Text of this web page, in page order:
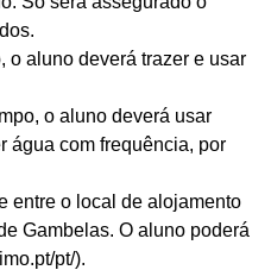
o aluno deverá trazer e usar
o aluno deverá usar
água com frequência, por
entre o local de alojamento
Gambelas. O aluno poderá
pt/).